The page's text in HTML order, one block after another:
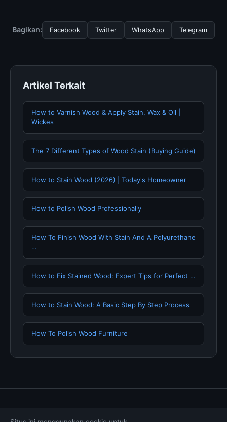
mengunjungi halaman resmi kami secara berkala. Kami
selalu memperbarui konten dengan informasi terkini dan
Bagikan: Facebook Twitter WhatsApp Telegram
Artikel Terkait
How to Varnish Wood & Apply Stain, Wax & Oil |
Wickes
The 7 Different Types of Wood Stain (Buying Guide)
How to Stain Wood (2026) | Today's Homeowner
How to Polish Wood Professionally
How To Finish Wood With Stain And A Polyurethane
…
How to Fix Stained Wood: Expert Tips for Perfect …
How to Stain Wood: A Basic Step By Step Process
How To Polish Wood Furniture